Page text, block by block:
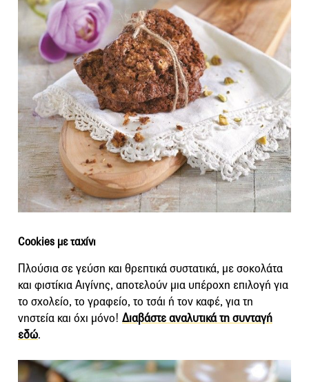
Cookies με ταχίνι
Πλούσια σε γεύση και θρεπτικά συστατικά, με σοκολάτα
και φιστίκια Αιγίνης, αποτελούν μια υπέροχη επιλογή για
το σχολείο, το γραφείο, το τσάι ή τον καφέ, για τη
νηστεία και όχι μόνο! Διαβάστε αναλυτικά τη συνταγή
εδώ.